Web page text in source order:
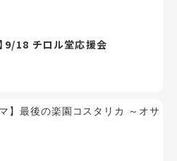
9/18 チロル堂応援会